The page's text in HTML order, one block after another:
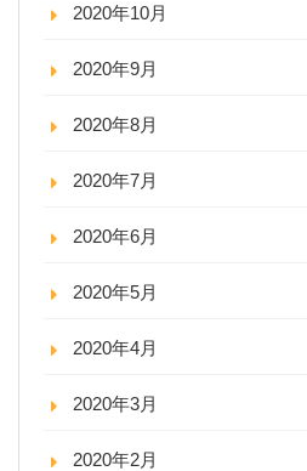
2020年10月
2020年9月
2020年8月
2020年7月
2020年6月
2020年5月
2020年4月
2020年3月
2020年2月